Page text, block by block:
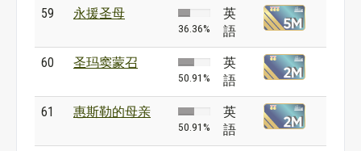
59 永援圣母
36.36%
英
語
60 圣玛窦蒙召
50.91%
英
語
61 惠斯勒的母亲
50.91%
英
語